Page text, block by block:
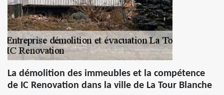
La démolition des immeubles et la compétence
de IC Renovation dans la ville de La Tour Blanche